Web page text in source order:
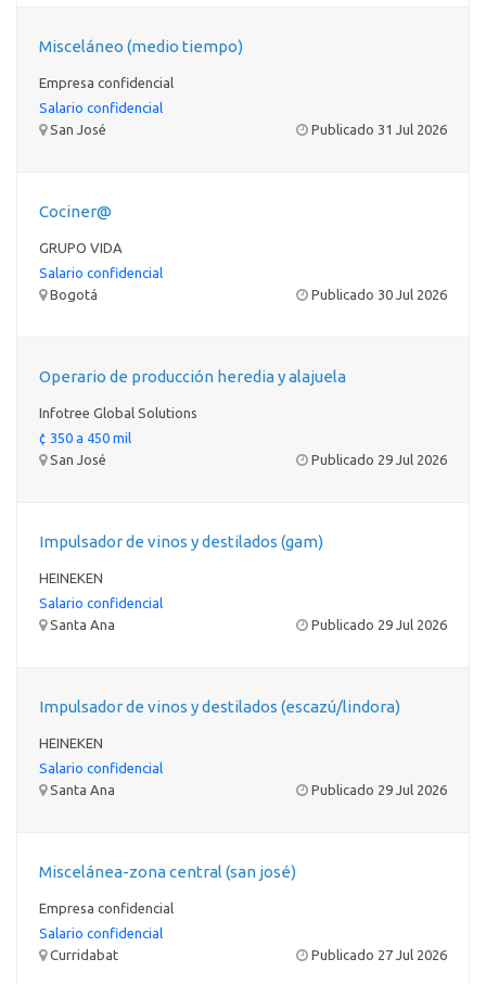
Misceláneo (medio tiempo)
Empresa confidencial
Salario confidencial
San José
Publicado 31 Jul 2026
Cociner@
GRUPO VIDA
Salario confidencial
Bogotá
Publicado 30 Jul 2026
Operario de producción heredia y alajuela
Infotree Global Solutions
¢ 350 a 450 mil
San José
Publicado 29 Jul 2026
Impulsador de vinos y destilados (gam)
HEINEKEN
Salario confidencial
Santa Ana
Publicado 29 Jul 2026
Impulsador de vinos y destilados (escazú/lindora)
HEINEKEN
Salario confidencial
Santa Ana
Publicado 29 Jul 2026
Miscelánea-zona central (san josé)
Empresa confidencial
Salario confidencial
Curridabat
Publicado 27 Jul 2026